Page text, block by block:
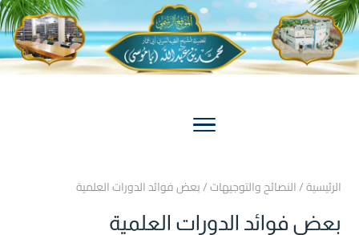
الرئيسية/النصائح والتوجيهات/بعض فوائد الدورات العلمية
بعض فوائد الدورات العلمية